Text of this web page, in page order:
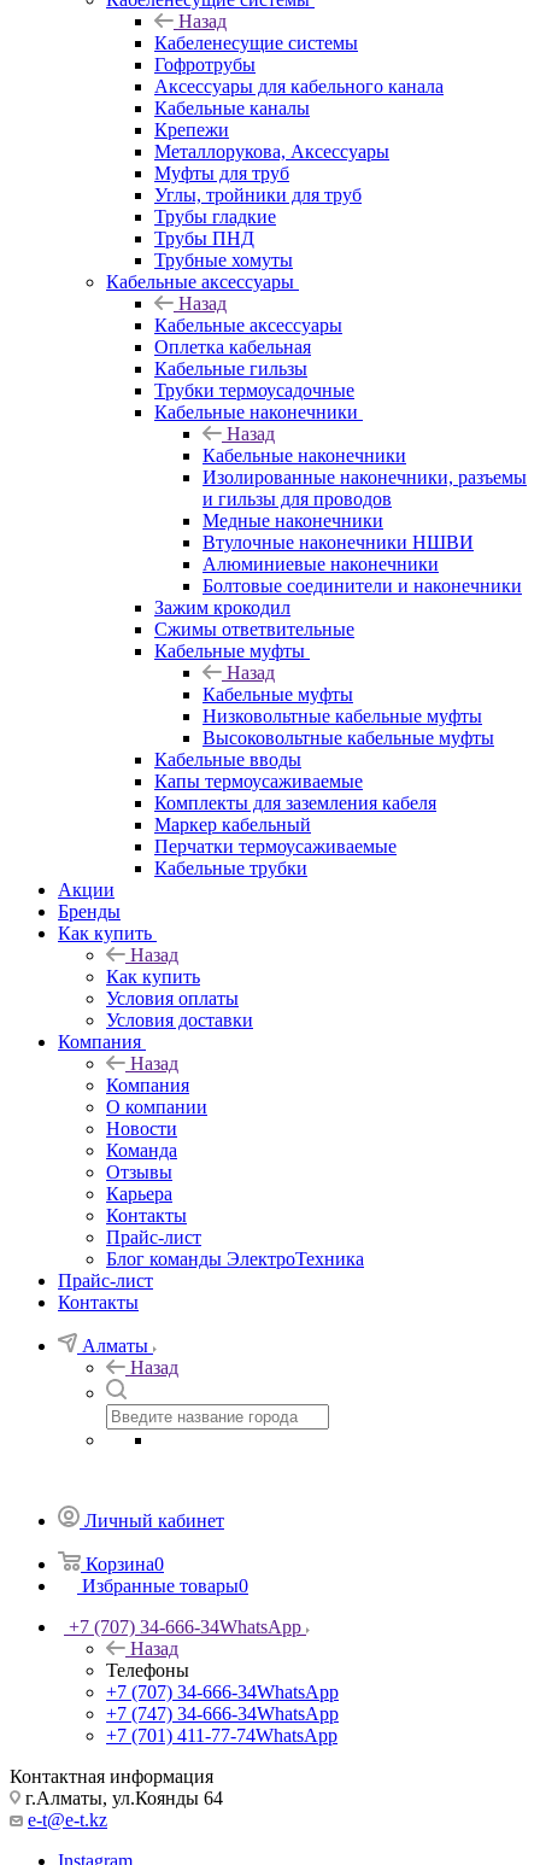
Назад
Кабеленесущие системы
Гофротрубы
Аксессуары для кабельного канала
Кабельные каналы
Крепежи
Металлорукова, Аксессуары
Муфты для труб
Углы, тройники для труб
Трубы гладкие
Трубы ПНД
Трубные хомуты
Кабельные аксессуары
Назад
Кабельные аксессуары
Оплетка кабельная
Кабельные гильзы
Трубки термоусадочные
Кабельные наконечники
Назад
Кабельные наконечники
Изолированные наконечники, разъемы
и гильзы для проводов
Медные наконечники
Втулочные наконечники НШВИ
Алюминиевые наконечники
Болтовые соединители и наконечники
Зажим крокодил
Сжимы ответвительные
Кабельные муфты
Назад
Кабельные муфты
Низковольтные кабельные муфты
Высоковольтные кабельные муфты
Кабельные вводы
Капы термоусаживаемые
Комплекты для заземления кабеля
Маркер кабельный
Перчатки термоусаживаемые
Кабельные трубки
Акции
Бренды
Как купить
Назад
Как купить
Условия оплаты
Условия доставки
Компания
Назад
Компания
О компании
Новости
Команда
Отзывы
Карьера
Контакты
Прайс-лист
Блог команды ЭлектроТехника
Прайс-лист
Контакты
Алматы
Назад
Личный кабинет
Корзина0
Избранные товары0
+7 (707) 34-666-34WhatsApp
Назад
Телефоны
+7 (707) 34-666-34WhatsApp
+7 (747) 34-666-34WhatsApp
+7 (701) 411-77-74WhatsApp
Контактная информация
г.Алматы, ул.Коянды 64
e-t@e-t.kz
Instagram